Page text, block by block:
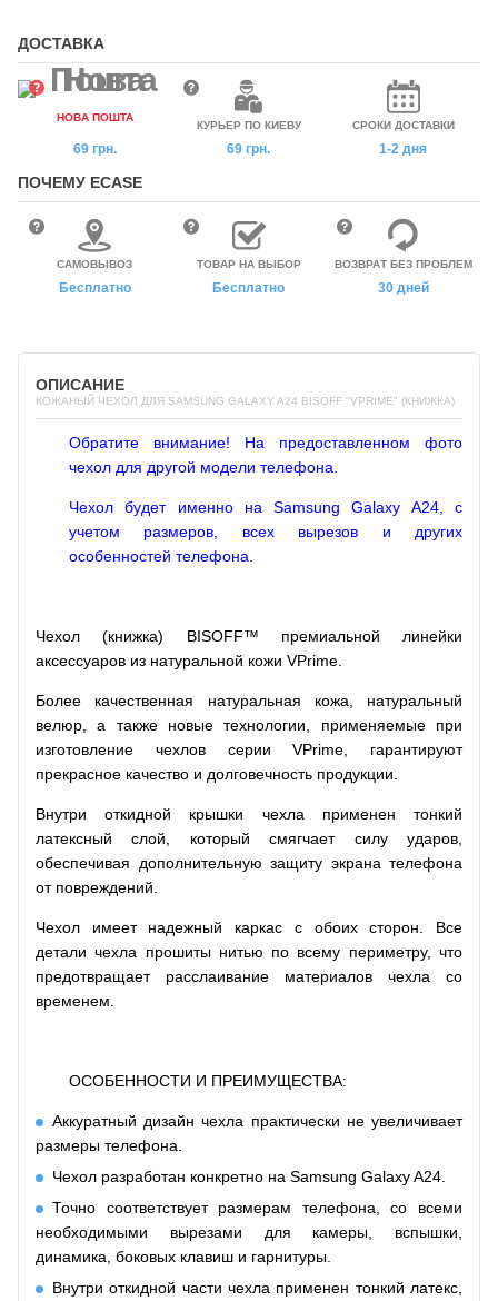
ДОСТАВКА
НОВА ПОШТА
69 грн.
КУРЬЕР ПО КИЕВУ
69 грн.
СРОКИ ДОСТАВКИ
1-2 дня
ПОЧЕМУ ECASE
САМОВЫВОЗ
Бесплатно
ТОВАР НА ВЫБОР
Бесплатно
ВОЗВРАТ БЕЗ ПРОБЛЕМ
30 дней
ОПИСАНИЕ
КОЖАНЫЙ ЧЕХОЛ ДЛЯ SAMSUNG GALAXY A24 BISOFF "VPRIME" (КНИЖКА)
Обратите внимание! На предоставленном фото
чехол для другой модели телефона.
Чехол будет именно на Samsung Galaxy A24, с
учетом размеров, всех вырезов и других
особенностей телефона.
Чехол (книжка) BISOFF™ премиальной линейки
аксессуаров из натуральной кожи VPrime.
Более качественная натуральная кожа, натуральный
велюр, а также новые технологии, применяемые при
изготовление чехлов серии VPrime, гарантируют
прекрасное качество и долговечность продукции.
Внутри откидной крышки чехла применен тонкий
латексный слой, который смягчает силу ударов,
обеспечивая дополнительную защиту экрана телефона
от повреждений.
Чехол имеет надежный каркас с обоих сторон. Все
детали чехла прошиты нитью по всему периметру, что
предотвращает расслаивание материалов чехла со
временем.
ОСОБЕННОСТИ И ПРЕИМУЩЕСТВА:
Аккуратный дизайн чехла практически не увеличивает
размеры телефона.
Чехол разработан конкретно на Samsung Galaxy A24.
Точно соответствует размерам телефона, со всеми
необходимыми вырезами для камеры, вспышки,
динамика, боковых клавиш и гарнитуры.
Внутри откидной части чехла применен тонкий латекс,